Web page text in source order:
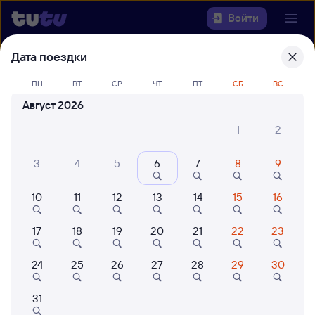
Войти
Выберите день, чтобы найти
билеты Санкт-Петербург — Кузнецк
22 года работаем для вас
Куда
Когда
Кто едет
Найти поезда
Дата поездки
ПН ВТ СР ЧТ ПТ СБ ВС
Август 2026
1
2
3 4 5 6 7 8 9
10 11 12 13 14 15 16
17 18 19 20 21 22 23
24 25 26 27 28 29 30
31